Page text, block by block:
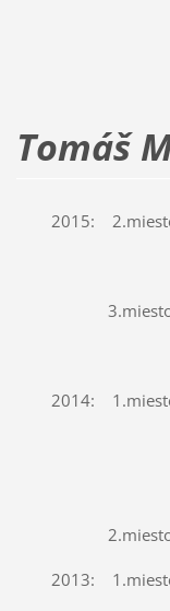
Tomáš
2015: 2.miesto -
ILYO
3.miesto -
Snina
2014: 1.miesto -
Snina
2.miesto -
2013: 1.miesto -